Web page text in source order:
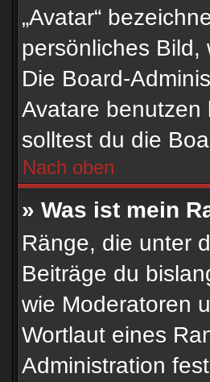
„Avatar“
persönliches
Die Board-
Avatare benutzen
solltest du die
Nach oben
» Was ist mein
Ränge, die unter
Beiträge du
wie Moderatoren
Wortlaut eines
Administration